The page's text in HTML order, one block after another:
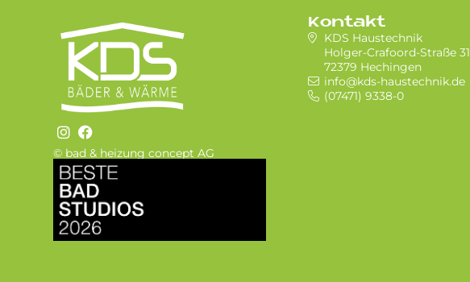
© bad & heizung concept AG
Bild
Kontakt
KDS Haustechnik
Holger-Crafoord-Straße 31
72379 Hechingen
info@kds-haustechnik.de
(07471) 9338-0